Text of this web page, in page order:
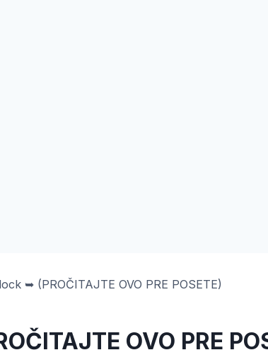
➥ (PROČITAJTE OVO PRE POSETE)
OVO PRE